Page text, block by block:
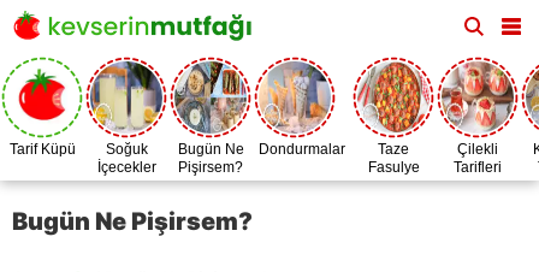
Tarif Küpü
Soğuk
İçecekler
Bugün Ne
Pişirsem?
Dondurmalar
Taze
Fasulye
Zamanı
Çilekli
Tarifleri
Bugün Ne Pişirsem?